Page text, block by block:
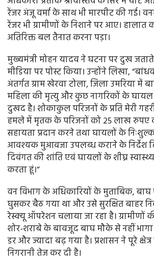
रेंजर अंजू वर्मा के साथ भी मारपीट की गई।
रेंजर भी ग्रामीणों के निशाने पर आए।
अतिरिक्त बल तैनात करना पड़ा।
मुख्यमंत्री मोहन यादव ने घटना पर दुख
मीडिया पर पोस्ट किया। उन्होंने लिखा,
अंतर्गत ग्राम खेरवा टोला, जिला उमरिया
महिला की मृत्यु और कुछ नागरिकों के घायल
दुखद है। शोकाकुल परिजनों के प्रति मेरी
हमले में मृतक के परिजनों को 25 लाख रुपए
सहायता प्रदान करने तथा घायलों के
आवश्यक मुआवजा उपलब्ध कराने के निर्देश
दिवंगत की शांति एवं घायलों के शीघ्र स्वास्थ्य
करता हूं।”
वन विभाग के अधिकारियों के मुताबिक,
घुसकर बैठ गया था और उसे सुरक्षित बाहर
रेस्क्यू ऑपरेशन चलाया जा रहा है। ग्रामीणों
शोर-शराबे के बावजूद बाघ मौके से नहीं
डर और ज्यादा बढ़ गया है। प्रशासन ने पूरे
निगरानी तेज कर दी है।